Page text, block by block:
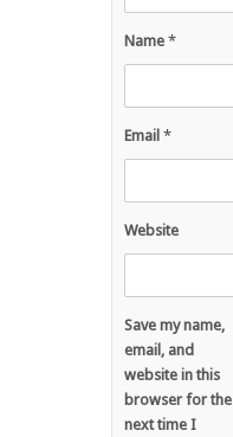
Name *
Email *
Website
Save my name,
email, and
website in this
browser for the
next time I